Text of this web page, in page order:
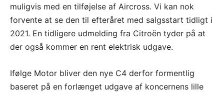
muligvis med en tilføjelse af Aircross. Vi kan nok
forvente at se den til efteråret med salgsstart tidligt i
2021. En tidligere udmelding fra Citroën tyder på at
der også kommer en rent elektrisk udgave.
Ifølge Motor bliver den nye C4 derfor formentlig
baseret på en forlænget udgave af koncernens lille